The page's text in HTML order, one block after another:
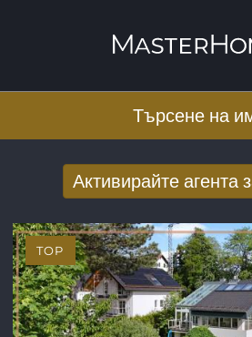
Търсене на
Активирайте агента
търсенето по
E-mail адрес*
TOP